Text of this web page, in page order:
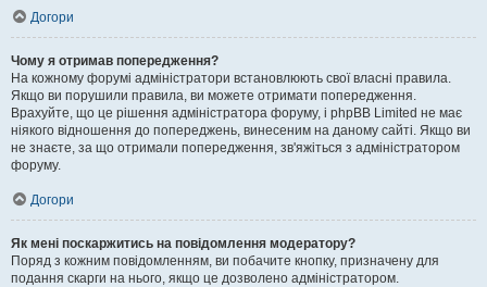
Догори
Чому я отримав попередження?
На кожному форумі адміністратори встановлюють свої власні правила.
Якщо ви порушили правила, ви можете отримати попередження.
Врахуйте, що це рішення адміністратора форуму, і phpBB Limited не має
ніякого відношення до попереджень, винесеним на даному сайті. Якщо ви
не знаєте, за що отримали попередження, зв'яжіться з адміністратором
форуму.
Догори
Як мені поскаржитись на повідомлення модератору?
Поряд з кожним повідомленням, ви побачите кнопку, призначену для
подання скарги на нього, якщо це дозволено адміністратором.